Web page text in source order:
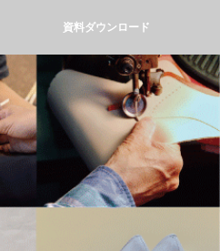
資料ダウンロード